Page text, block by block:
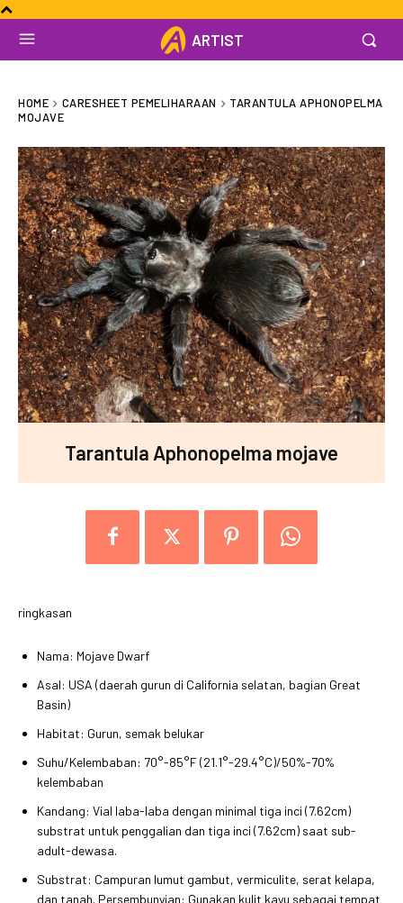
ARTIST
HOME CARESHEET PEMELIHARAAN
TARANTULA APHONOPELMA
MOJAVE
Tarantula Aphonopelma mojave
ringkasan
Nama: Mojave Dwarf
Asal: USA (daerah gurun di California selatan, bagian Great
Basin)
Habitat: Gurun, semak belukar
Suhu/Kelembaban: 70°-85°F (21.1°-29.4°C)/50%-70%
kelembaban
Kandang: Vial laba-laba dengan minimal tiga inci (7.62cm)
substrat untuk penggalian dan tiga inci (7.62cm) saat sub-
adult-dewasa.
Substrat: Campuran lumut gambut, vermiculite, serat kelapa,
dan tanah. Persembunyian: Gunakan kulit kayu sebagai tempat